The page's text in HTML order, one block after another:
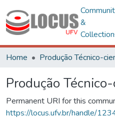
&
Home Produção Técnico-
Produção
Permanent URI for this
https://locus.ufv.br/handle/